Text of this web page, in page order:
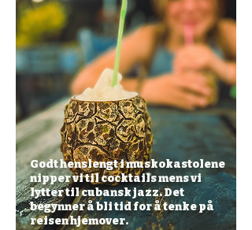
Godt henslengt i muskokastolene
nipper vi til cocktails mens vi
lytter til cubansk jazz. Det
begynner å bli tid for å tenke på
reisen hjemover.